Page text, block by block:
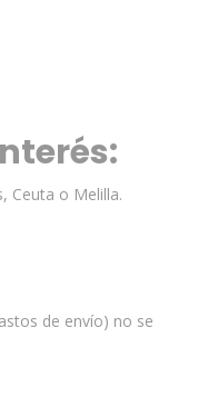
Ceuta o Melilla.
de envío) no se